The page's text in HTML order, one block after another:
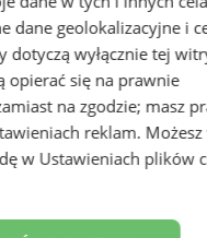
www -
dane geolokalizacyjne i
dotyczą wyłącznie tej
opierać się na prawnie
na zgodzie; masz
reklam.
w Ustawieniach plików